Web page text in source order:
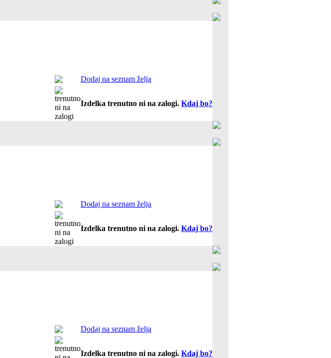
Dodaj na seznam želja
Izdelka trenutno ni na zalogi. Kdaj bo?
Dodaj na seznam želja
Izdelka trenutno ni na zalogi. Kdaj bo?
Dodaj na seznam želja
Izdelka trenutno ni na zalogi. Kdaj bo?